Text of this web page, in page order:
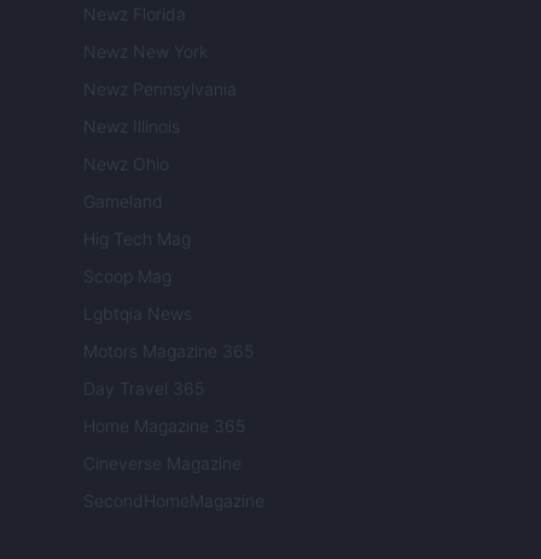
Newz Florida
Newz New York
Newz Pennsylvania
Newz Illinois
Newz Ohio
Gameland
Hig Tech Mag
Scoop Mag
Lgbtqia News
Motors Magazine 365
Day Travel 365
Home Magazine 365
Cineverse Magazine
SecondHomeMagazine